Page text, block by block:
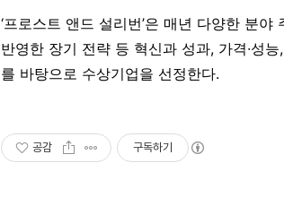
‘프로스트 앤드 설리번’은 매년 다양한 분
반영한 장기 전략 등 혁신과 성과, 가격∙성
를 바탕으로 수상기업을 선정한다.
공감 구독하기